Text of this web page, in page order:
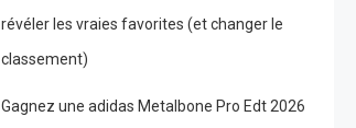
révéler les vraies favorites (et changer le
classement)
Gagnez une adidas Metalbone Pro Edt 2026